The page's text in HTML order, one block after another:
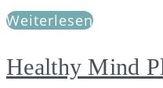
Weiterlesen
Healthy Mind